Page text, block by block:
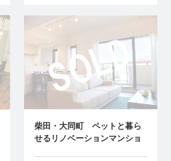
柴田・大同町 ペットと暮ら
せるリノベーションマンショ